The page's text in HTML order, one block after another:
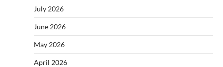
July 2026
June 2026
May 2026
April 2026